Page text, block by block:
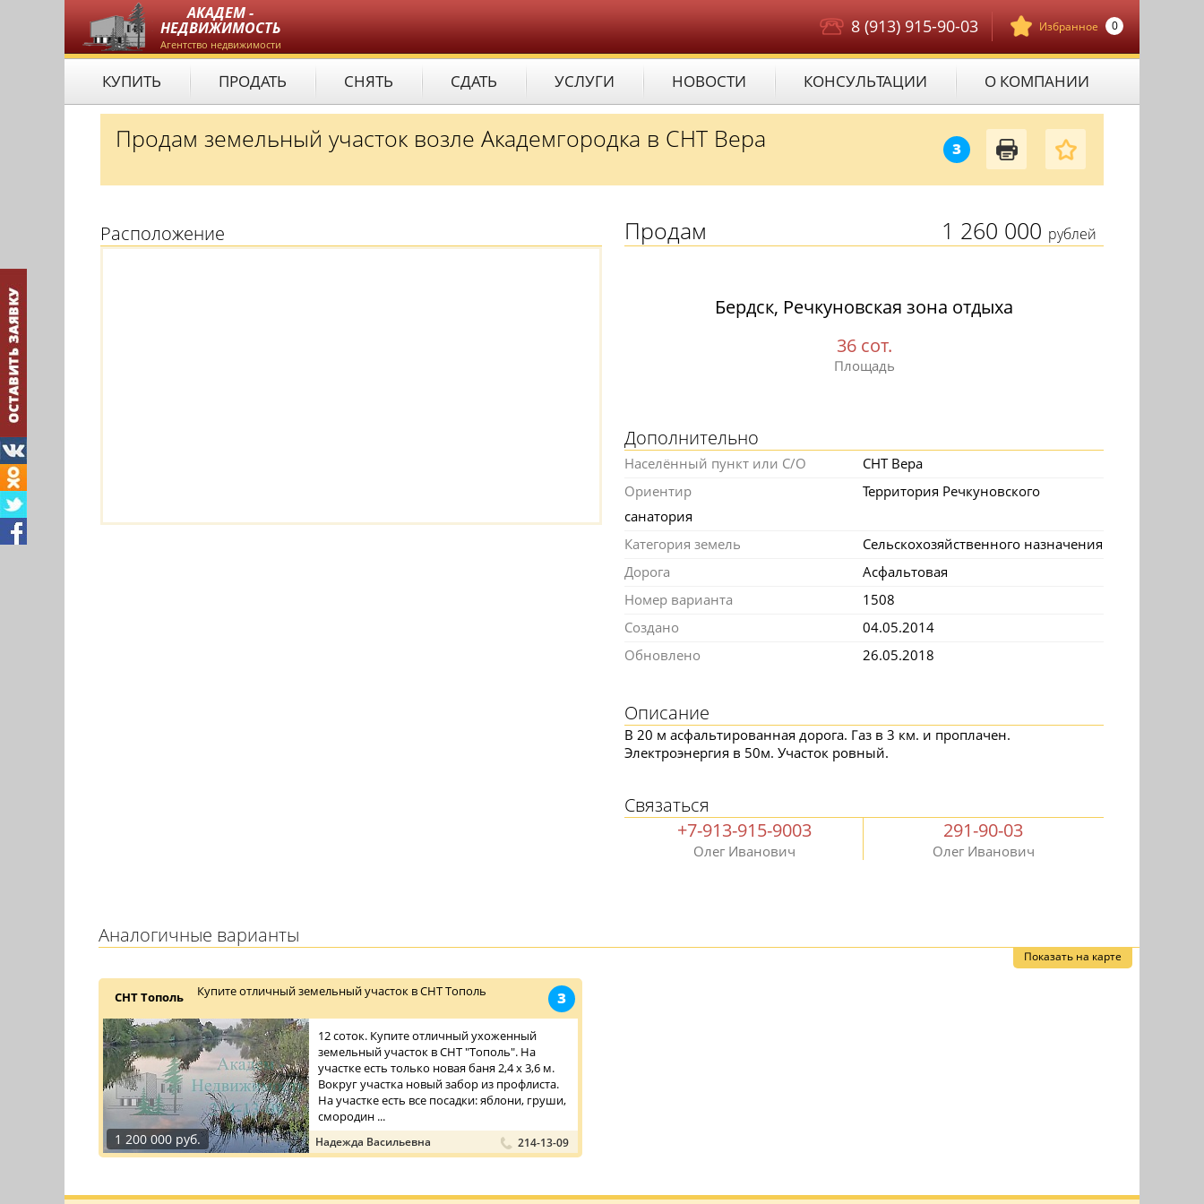
АКАДЕМ -
НЕДВИЖИМОСТЬ
Агентство недвижимости
Избранное 0
8 (913) 915-90-03
КУПИТЬ ПРОДАТЬ СНЯТЬ СДАТЬ УСЛУГИ НОВОСТИ КОНСУЛЬТАЦИИ О КОМПАНИИ
З
Продам земельный участок возле Академгородка в СНТ Вера
Расположение 1 260 000 рублей
Продам
Бердск, Речкуновская зона отдыха
36 сот.
Площадь
Дополнительно
Населённый пункт или С/О
СНТ Вера
Ориентир
Территория Речкуновского
санатория
Категория земель
Сельскохозяйственного назначения
Дорога
Асфальтовая
Номер варианта
1508
Создано
04.05.2014
Обновлено
26.05.2018
Описание
В 20 м асфальтированная дорога. Газ в 3 км. и проплачен.
Электроэнергия в 50м. Участок ровный.
Связаться
+7-913-915-9003
Олег Иванович
291-90-03
Олег Иванович
Аналогичные варианты
Показать на карте
З
СНТ Тополь Купите отличный земельный участок в СНТ Тополь
1 200 000 руб.
12 соток. Купите отличный ухоженный
земельный участок в СНТ "Тополь". На
участке есть только новая баня 2,4 х 3,6 м.
Вокруг участка новый забор из профлиста.
На участке есть все посадки: яблони, груши,
смородин ...
Надежда Васильевна 214-13-09